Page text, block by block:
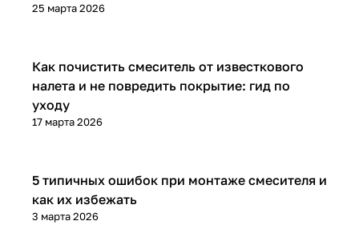
25 марта 2026
Установка и ремонт
17 марта 2026
Как почистить смеситель от известкового
налета и не повредить покрытие: гид по
уходу
Установка и ремонт
3 марта 2026
5 типичных ошибок при монтаже смесителя и
как их избежать